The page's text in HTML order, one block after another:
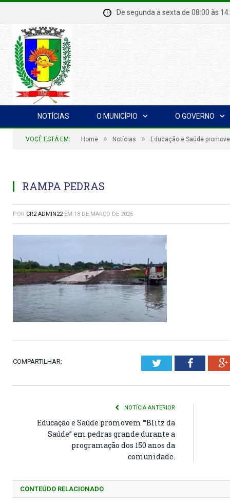
De segunda a sexta de 08:00
NOTÍCIAS O MUNICÍPIO O GOVERNO
VOCÊ ESTÁ EM: Home » Notícias » Educação e Saúde
RAMPA PEDRAS
POR CR2-ADMIN22 EM 18 DE MARÇO DE 2026
COMPARTILHAR: Twitter
NOTÍCIA ANTERIOR
Educação e Saúde promovem “‘Blitz da
Saúde” em pedras grande durante a
programação dos 150 anos da
comunidade.
CONTEÚDO RELACIONADO